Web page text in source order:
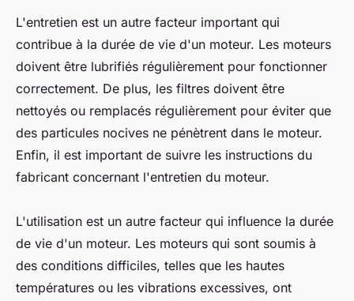
L'entretien est un autre facteur important qui
contribue à la durée de vie d'un moteur. Les moteurs
doivent être lubrifiés régulièrement pour fonctionner
correctement. De plus, les filtres doivent être
nettoyés ou remplacés régulièrement pour éviter que
des particules nocives ne pénètrent dans le moteur.
Enfin, il est important de suivre les instructions du
fabricant concernant l'entretien du moteur.
L'utilisation est un autre facteur qui influence la durée
de vie d'un moteur. Les moteurs qui sont soumis à
des conditions difficiles, telles que les hautes
températures ou les vibrations excessives, ont